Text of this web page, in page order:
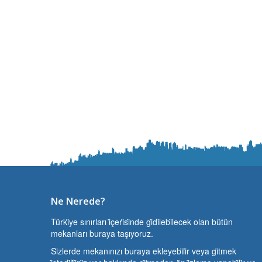
Ne Nerede?
Türki̇ye sınırları i̇çeri̇si̇nde gi̇di̇lebi̇lecek olan bütün
mekanları buraya taşıyoruz.
Si̇zlerde mekanınızı buraya ekleyebi̇li̇r veya gi̇tmek